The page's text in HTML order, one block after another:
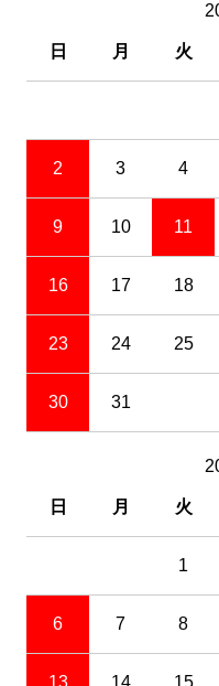
日 月 火
2 3 4
9 10 11
16 17 18
23 24 25
30 31
日 月 火
1
6 7 8